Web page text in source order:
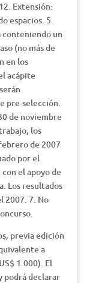
Extensión:
espacios. 5.
conteniendo un
(no más de
en los
acápite
pre-selección.
de noviembre
los
de 2007
por el
el apoyo de
Los resultados
2007. 7. No
previa edición
a
1.000). El
podrá declarar